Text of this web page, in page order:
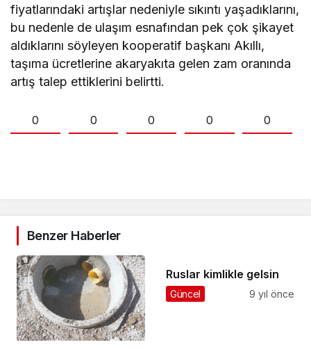
fiyatlarındaki artışlar nedeniyle sıkıntı yaşadıklarını,
bu nedenle de ulaşım esnafından pek çok şikayet
aldıklarını söyleyen kooperatif başkanı Akıllı,
taşıma ücretlerine akaryakıta gelen zam oranında
artış talep ettiklerini belirtti.
0
0
0
0 0
Benzer Haberler
Ruslar kimlikle gelsin
Güncel 9 yıl önce